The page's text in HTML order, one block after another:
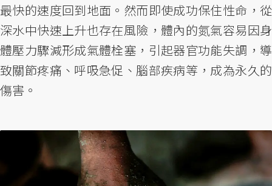
最快的速度回到地面。然而即使成功保住性命，從
深水中快速上升也存在風險，體內的氮氣容易因身
體壓力驟減形成氣體栓塞，引起器官功能失調，導
致關節疼痛、呼吸急促、腦部疾病等，成為永久的
傷害。